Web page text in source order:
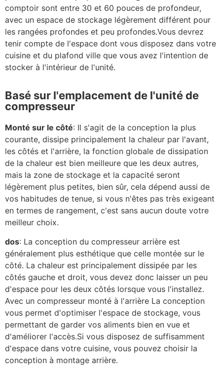
comptoir sont entre 30 et 60 pouces de profondeur,
avec un espace de stockage légèrement différent pour
les rangées profondes et peu profondes.Vous devrez
tenir compte de l'espace dont vous disposez dans votre
cuisine et du plafond ville que vous avez l'intention de
stocker à l'intérieur de l'unité.
Basé sur l'emplacement de l'unité de
compresseur
Monté sur le côté: Il s'agit de la conception la plus
courante, dissipe principalement la chaleur par l'avant,
les côtés et l'arrière, la fonction globale de dissipation
de la chaleur est bien meilleure que les deux autres,
mais la zone de stockage et la capacité seront
légèrement plus petites, bien sûr, cela dépend aussi de
vos habitudes de tenue, si vous n'êtes pas très exigeant
en termes de rangement, c'est sans aucun doute votre
meilleur choix.
dos: La conception du compresseur arrière est
généralement plus esthétique que celle montée sur le
côté. La chaleur est principalement dissipée par les
côtés gauche et droit, vous devez donc laisser un peu
d'espace pour les deux côtés lorsque vous l'installez.
Avec un compresseur monté à l'arrière La conception
vous permet d'optimiser l'espace de stockage, vous
permettant de garder vos aliments bien en vue et
d'améliorer l'accès.Si vous disposez de suffisamment
d'espace dans votre cuisine, vous pouvez choisir la
conception à montage arrière.